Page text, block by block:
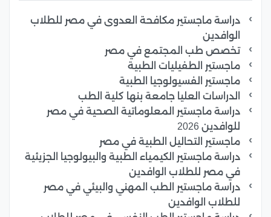
دراسة ماجستير مكافحة العدوى في مصر للطلاب
الوافدين
تخصص طب المجتمع في مصر
ماجستير الطفيليات الطبية
ماجستير الفسيولوجيا الطبية
الدراسات العليا جامعة بنها كلية الطب
دراسة ماجستير المعلوماتية الصحية في مصر
للوافدين 2026
ماجستير التحاليل الطبية في مصر
دراسة ماجستير الكيمياء الطبية والبيولوجيا الجزيئية
في مصر للطلاب الوافدين
دراسة ماجستير الطب المهني والبيئي في مصر
للطلاب الوافدين